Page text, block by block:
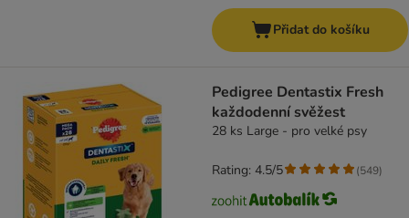
Přidat do košíku
Pedigree Dentastix Fresh
každodenní svěžest
28 ks Large - pro velké psy
Rating: 4.5/5 (549)